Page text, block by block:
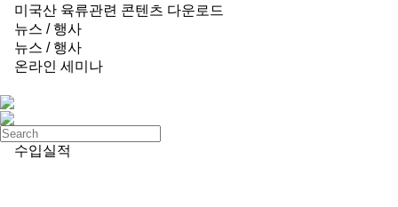
미국산 육류관련 콘텐츠 다운로드
뉴스 / 행사
뉴스 / 행사
온라인 세미나
수입실적